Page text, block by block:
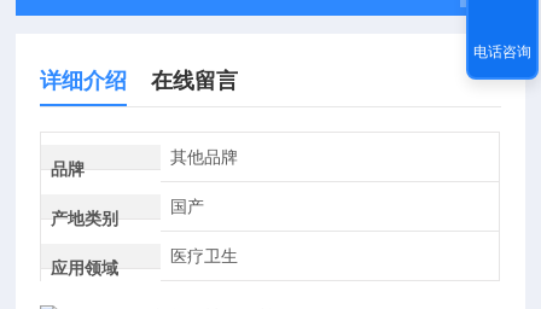
详细介绍 在线留言
品牌
其他品牌
产地类别
国产
应用领域
医疗卫生
电话咨询